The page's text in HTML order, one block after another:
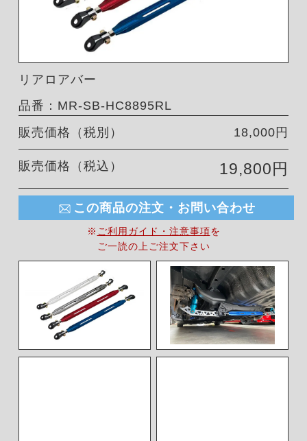
リアロアバー
品番：MR-SB-HC8895RL
販売価格（税別）
18,000円
販売価格（税込） 19,800円
この商品の注文・お問い合わせ
※ ご利用ガイド・注意事項を
ご一読の上ご注文下さい